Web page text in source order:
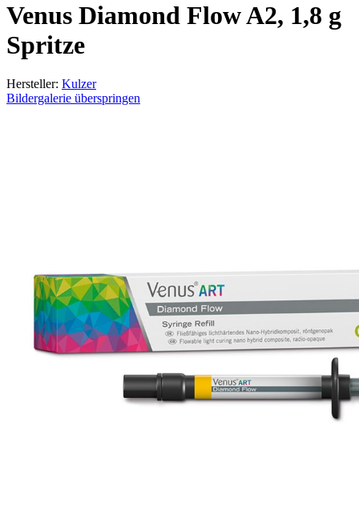
Venus Diamond Flow A2, 1,8 g
Spritze
Hersteller: Kulzer
Bildergalerie überspringen